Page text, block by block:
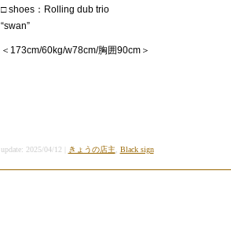
□ shoes：Rolling dub trio
“swan”
＜173cm/60kg/w78cm/胸囲90cm＞
update: 2025/04/12 | きょうの店主 Black sign